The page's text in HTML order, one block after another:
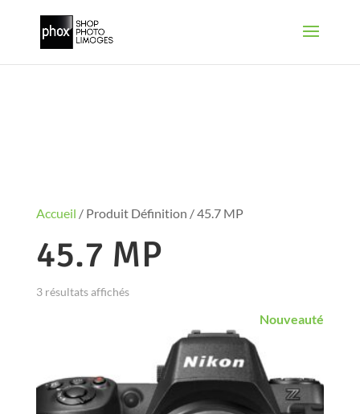
Accueil / Produit Définition / 45.7 MP
45.7 MP
3 résultats affichés
Nouveauté